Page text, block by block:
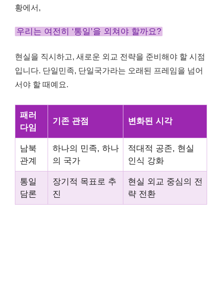
황에서,
우리는 여전히 ‘통일’을 외쳐야 할까요?
현실을 직시하고, 새로운 외교 전략을 준비해야 할 시점
입니다. 단일민족, 단일국가라는 오래된 프레임을 넘어
서야 할 때예요.
패러
다임
기존 관점 변화된 시각
남북
관계
하나의 민족, 하나
의 국가
적대적 공존, 현실
인식 강화
통일
담론
장기적 목표로 추
진
현실 외교 중심의 전
략 전환